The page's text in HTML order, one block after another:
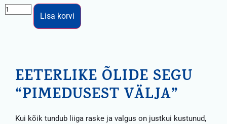
Lisa korvi
EETERLIKE ÕLIDE SEGU
“PIMEDUSEST VÄLJA”
Kui kõik tundub liiga raske ja valgus on justkui kustunud,